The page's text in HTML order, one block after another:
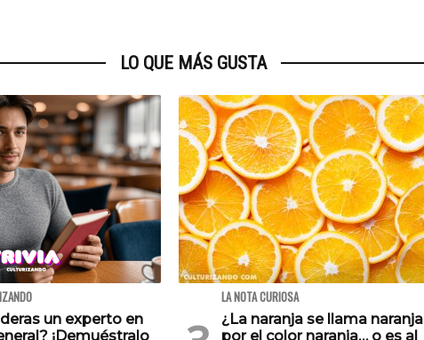
LO QUE MÁS GUSTA
un experto en
¡Demuéstralo
LA NOTA CURIOSA
¿La naranja se llama naranja
por el color naranja… o es al